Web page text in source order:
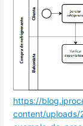
https://
content/uploads/